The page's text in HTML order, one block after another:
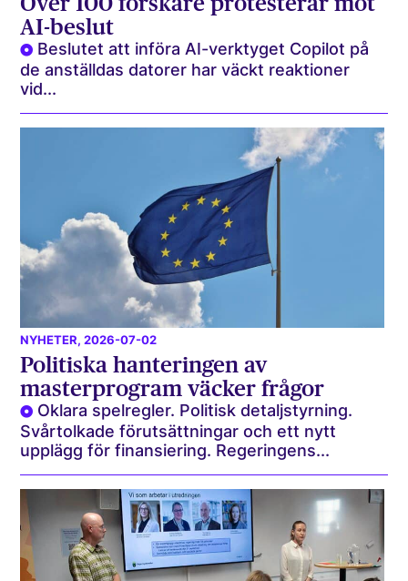
AI-beslut
Beslutet att införa AI-verktyget Copilot på
de anställdas datorer har väckt reaktioner
vid...
NYHETER, 2026-07-02
Politiska hanteringen av
masterprogram väcker frågor
Oklara spelregler. Politisk detaljstyrning.
Svårtolkade förutsättningar och ett nytt
upplägg för finansiering. Regeringens...